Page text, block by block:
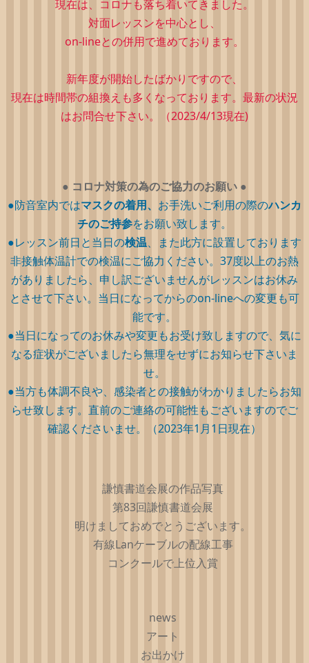
現在は、コロナも落ち着いてきました。
対面レッスンを中心とし、
on-lineとの併用で進めております。
新年度が開始したばかりですので、
現在は時間帯の組換えも多くなっております。最新の状況
はお問合せ下さい。（2023/4/13現在)
● コロナ対策の為のご協力のお願い ●
●防音室内ではマスクの着用、 お手洗いご利用の際のハンカ
チのご持参をお願い致します。
●レッスン前日と当日の検温、また此方に設置しております
非接触体温計での検温にご協力ください。37度以上のお熱
がありましたら、申し訳ございませんがレッスンはお休み
とさせて下さい。当日になってからのon-lineへの変更も可
能です。
●当日になってのお休みや変更もお受け致しますので、気に
なる症状がございましたら無理をせずにお知らせ下さいま
せ。
●当方も体調不良や、感染者との接触がわかりましたらお知
らせ致します。直前のご連絡の可能性もございますのでご
確認くださいませ。（2023年1月1日現在）
謙慎書道会展の作品写真
第83回謙慎書道会展
明けましておめでとうございます。
有線Lanケーブルの配線工事
コンクールで上位入賞
news
アート
お出かけ